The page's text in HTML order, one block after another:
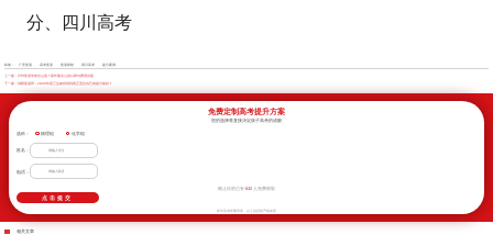
分、四川高考
标签： 广安复读 高考复读 复读择校 四川高考 提分案例
上一篇： 泸州复读学校怎么选？家长最关心的口碑与费用问题
下一篇：绵阳复读班：2026年高三生如何找到真正适合自己的提分路径？
免费定制高考提升方案
您的选择将直接决定孩子高考的成败
选科： 物理组 化学组
姓名：
电话：
截止目前已有 632 人免费获取
新学高考郑重承诺，以上信息将严格保密
相关文章